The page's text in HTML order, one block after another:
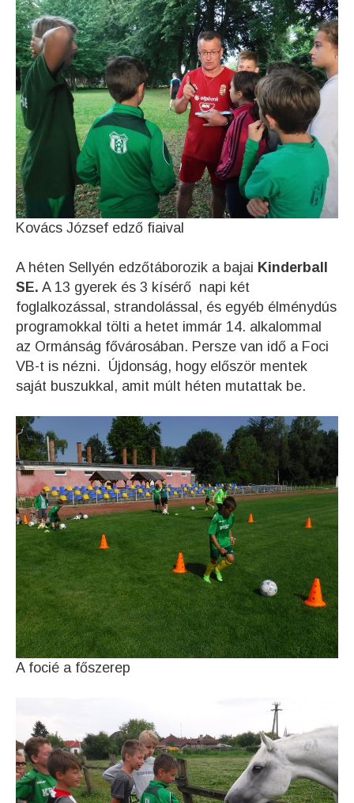
Kovács József edző fiaival
A héten Sellyén edzőtáborozik a bajai Kinderball
SE. A 13 gyerek és 3 kísérő napi két
foglalkozással, strandolással, és egyéb élménydús
programokkal tölti a hetet immár 14. alkalommal
az Ormánság fővárosában. Persze van idő a Foci
VB-t is nézni. Újdonság, hogy először mentek
saját buszukkal, amit múlt héten mutattak be.
A focié a főszerep